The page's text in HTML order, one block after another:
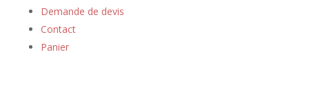
Demande de devis
Contact
Panier